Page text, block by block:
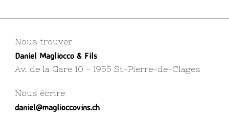
Nous trouver
Daniel Magliocco & Fils
Av. de la Gare 10 - 1955 St-Pierre-de-Clages
Nous écrire
daniel@maglioccovins.ch